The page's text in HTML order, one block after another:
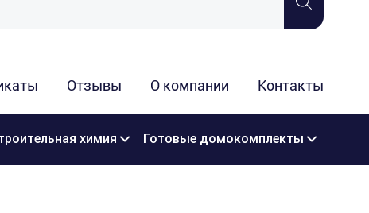
Отзывы О компании Контакты
химия Готовые домокомплекты